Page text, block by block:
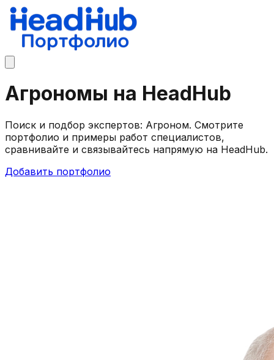
Агрономы на HeadHub
Поиск и подбор экспертов: Агроном. Смотрите
портфолио и примеры работ специалистов,
сравнивайте и связывайтесь напрямую на HeadHub.
Добавить портфолио